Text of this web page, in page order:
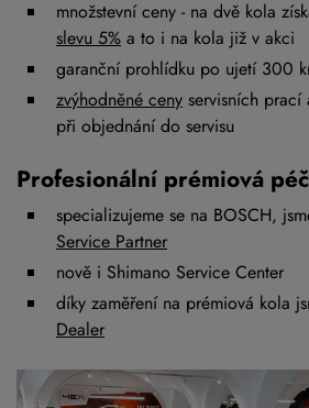
množstevní ceny - na dvě kola
slevu 5% a to i na kola již v akci
garanční prohlídku po ujetí 300
zvýhodněné ceny servisních prací
při objednání do servisu
Profesionální prémiová
specializujeme se na BOSCH,
Service Partner
nově i Shimano Service Center
díky zaměření na prémiová kola
Dealer